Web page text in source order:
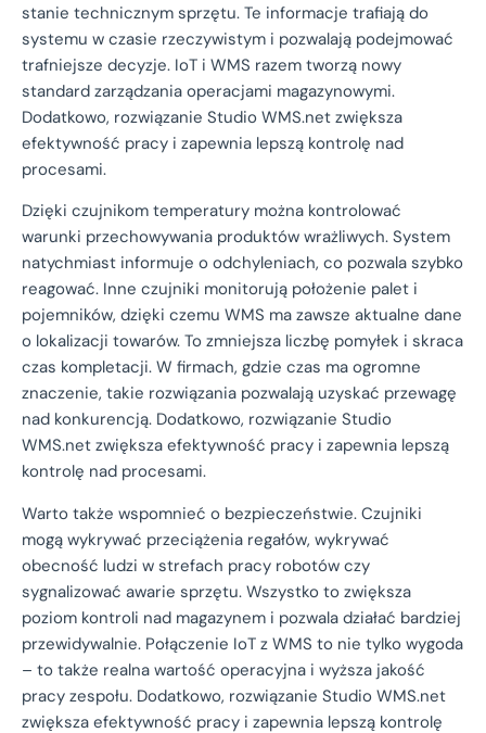
stanie technicznym sprzętu. Te informacje trafiają do
systemu w czasie rzeczywistym i pozwalają podejmować
trafniejsze decyzje. IoT i WMS razem tworzą nowy
standard zarządzania operacjami magazynowymi.
Dodatkowo, rozwiązanie Studio WMS.net zwiększa
efektywność pracy i zapewnia lepszą kontrolę nad
procesami.
Dzięki czujnikom temperatury można kontrolować
warunki przechowywania produktów wrażliwych. System
natychmiast informuje o odchyleniach, co pozwala szybko
reagować. Inne czujniki monitorują położenie palet i
pojemników, dzięki czemu WMS ma zawsze aktualne dane
o lokalizacji towarów. To zmniejsza liczbę pomyłek i skraca
czas kompletacji. W firmach, gdzie czas ma ogromne
znaczenie, takie rozwiązania pozwalają uzyskać przewagę
nad konkurencją. Dodatkowo, rozwiązanie Studio
WMS.net zwiększa efektywność pracy i zapewnia lepszą
kontrolę nad procesami.
Warto także wspomnieć o bezpieczeństwie. Czujniki
mogą wykrywać przeciążenia regałów, wykrywać
obecność ludzi w strefach pracy robotów czy
sygnalizować awarie sprzętu. Wszystko to zwiększa
poziom kontroli nad magazynem i pozwala działać bardziej
przewidywalnie. Połączenie IoT z WMS to nie tylko wygoda
– to także realna wartość operacyjna i wyższa jakość
pracy zespołu. Dodatkowo, rozwiązanie Studio WMS.net
zwiększa efektywność pracy i zapewnia lepszą kontrolę